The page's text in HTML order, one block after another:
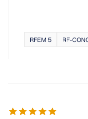
RFEM 5 RF-